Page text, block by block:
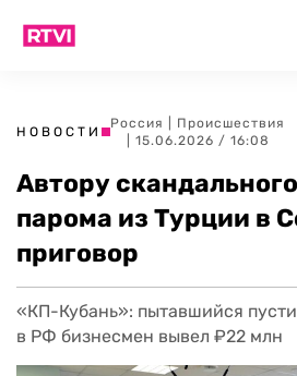
НОВОСТИ
Россия
Происшествия
| 15.06.2026 / 16:08
Автору
парома из Турции в
приговор
«КП-Кубань»: пытавшийся
в РФ бизнесмен вывел ₽22 млн